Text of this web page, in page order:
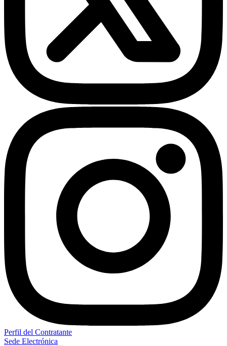
Perfil del Contratante
Sede Electrónica